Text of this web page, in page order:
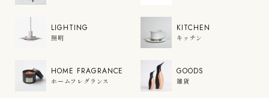
LIGHTING
照明
KITCHEN
キッチン
HOME FRAGRANCE
ホームフレグランス
GOODS
雑貨